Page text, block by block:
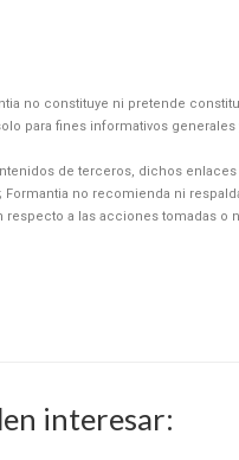
no constituye ni pretende
para fines informativos generales
de terceros, dichos enlaces
no recomienda ni
a las acciones tomadas o
interesar: